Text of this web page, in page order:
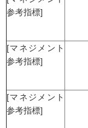
参考指標]
[マネジメント
参考指標]
[マネジメント
参考指標]